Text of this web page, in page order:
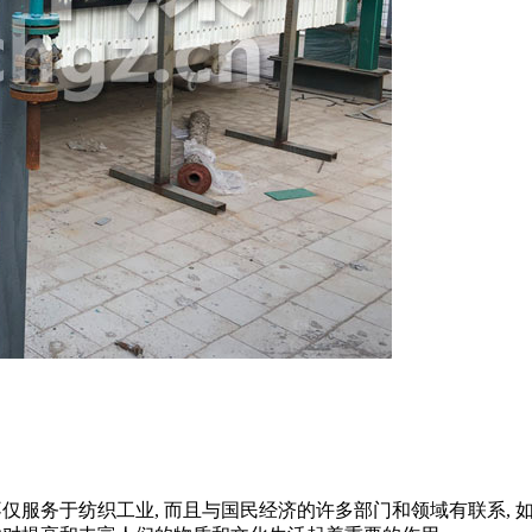
服务于纺织工业, 而且与国民经济的许多部门和领域有联系,